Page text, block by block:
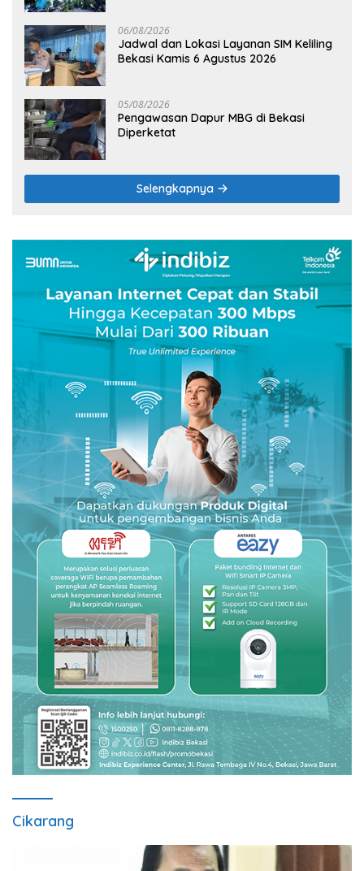
06/08/2026
Jadwal dan Lokasi Layanan SIM Keliling
Bekasi Kamis 6 Agustus 2026
05/08/2026
Pengawasan Dapur MBG di Bekasi
Diperketat
Selengkapnya
Cikarang